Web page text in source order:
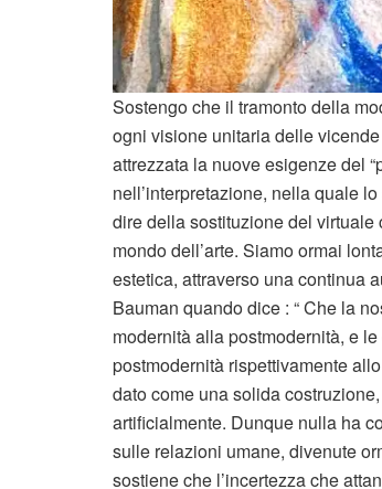
Sostengo che il tramonto della
ogni visione unitaria delle
attrezzata la nuove esigenze del
nell’interpretazione, nella quale
dire della sostituzione del
mondo dell’arte. Siamo ormai
estetica, attraverso una continua
Bauman quando dice : “ Che la
modernità alla postmodernità, e
postmodernità rispettivamente
dato come una solida
artificialmente. Dunque nulla ha
sulle relazioni umane, divenute
sostiene che l’incertezza che